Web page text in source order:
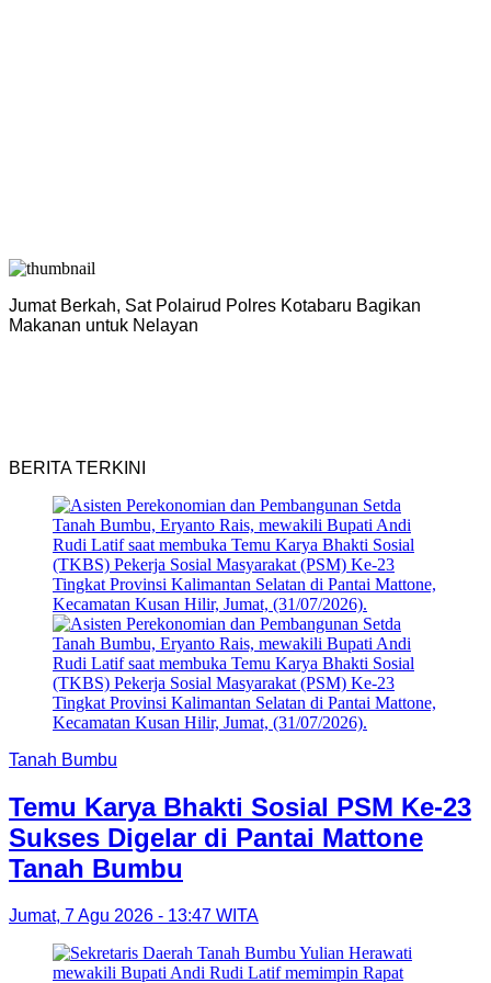
Jumat Berkah, Sat Polairud Polres Kotabaru Bagikan
Makanan untuk Nelayan
BERITA TERKINI
Tanah Bumbu
Temu Karya Bhakti Sosial PSM Ke-23
Sukses Digelar di Pantai Mattone
Tanah Bumbu
Jumat, 7 Agu 2026 - 13:47 WITA